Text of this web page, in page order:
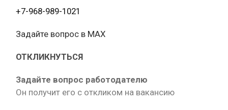
+7-968-989-1021
Задайте вопрос в MAX
ОТКЛИКНУТЬСЯ
Задайте вопрос работодателю
Он получит его с откликом на вакансию